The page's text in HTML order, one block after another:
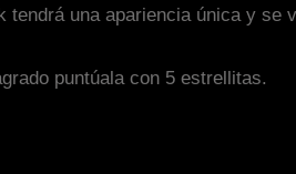
tendrá una apariencia única y
puntúala con 5 estrellitas.